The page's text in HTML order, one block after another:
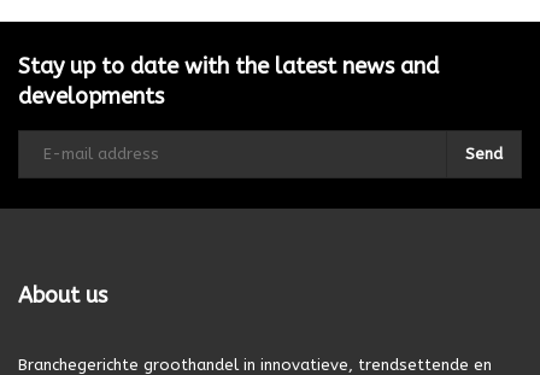
Stay up to date with the latest news and
developments
Send
About us
Branchegerichte groothandel in innovatieve, trendsettende en